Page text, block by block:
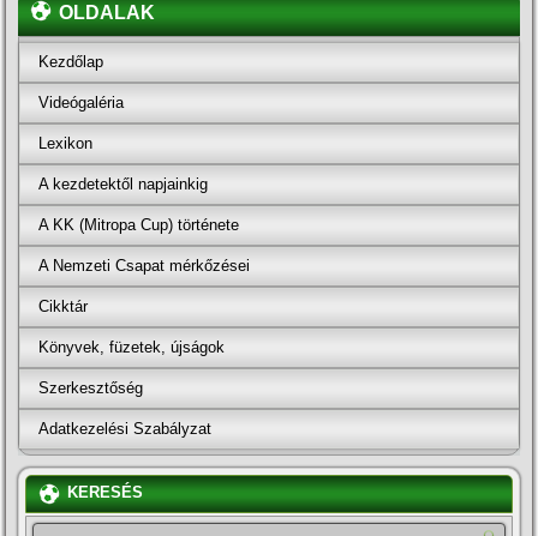
OLDALAK
Kezdőlap
Videógaléria
Lexikon
A kezdetektől napjainkig
A KK (Mitropa Cup) története
A Nemzeti Csapat mérkőzései
Cikktár
Könyvek, füzetek, újságok
Szerkesztőség
Adatkezelési Szabályzat
KERESÉS